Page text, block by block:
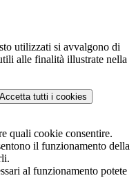
utilizzati si avvalgono di
alle finalità illustrate nella
Accetta tutti i cookies
quali cookie consentire.
il funzionamento della
al funzionamento potete